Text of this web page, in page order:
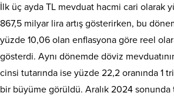
İlk üç ayda TL mevduat hacmi cari olarak
867,5 milyar li­ra artış gösterirken, bu
yüzde 10,06 olan enf­lasyona göre reel
gösterdi. Aynı dönemde dö­viz
cinsi tutarında ise yüzde 22,2 oranında 1
bir büyüme görüldü. Aralık 2024